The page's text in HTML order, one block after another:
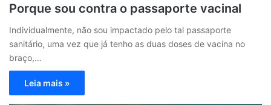
Porque sou contra o passaporte vacinal
Individualmente, não sou impactado pelo tal passaporte
sanitário, uma vez que já tenho as duas doses de vacina no
braço,…
Leia mais »